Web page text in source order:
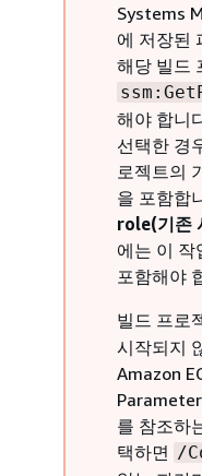
Systems
에 저장된
해당 빌드
해야 합니
선택한 경
로젝트의
을 포함합
role(기존
에는 이 작
포함해야
빌드 프로
시작되지
Amazon
를 참조하
택하면 /